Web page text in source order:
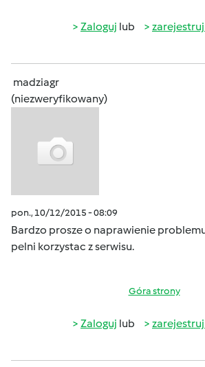
Zaloguj lub
madziagr
(niezweryfikowany)
pon., 10/12/2015 - 08:09
Bardzo prosze o naprawienie
pelni korzystac z serwisu.
Góra strony
Zaloguj lub